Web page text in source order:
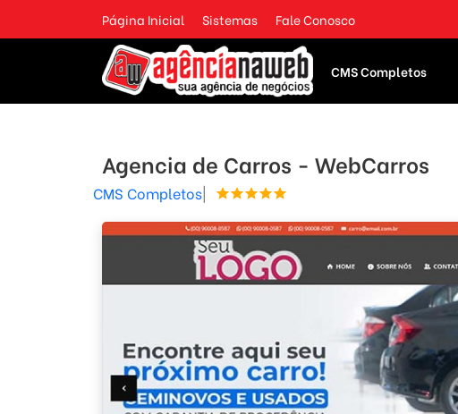
Página Inicial Sistemas Fale Conosco
CMS Completos
Agencia de Carros - WebCarros
CMS Completos|